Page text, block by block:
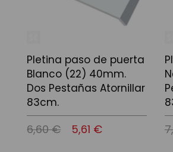
Pletina paso de puerta
Blanco (22) 40mm.
Dos Pestañas Atornillar
83cm.
6,60 € 5,61 €